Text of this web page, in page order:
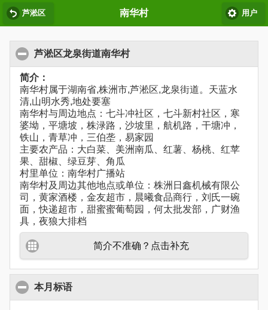
芦淞区 南华村 用户
芦淞区龙泉街道南华村
简介：
南华村属于湖南省,株洲市,芦淞区,龙泉街道。天蓝水
清,山明水秀,地处要塞
南华村与周边地点：七斗冲社区，七斗新村社区，寒
婆坳，平塘坡，株渌路，沙坡里，航机路，干塘冲，
铁山，青草冲，三伯垄，易家园
主要农产品：大白菜、美洲南瓜、红薯、杨桃、红苹
果、甜椒、绿豆芽、角瓜
村里单位：南华村广播站
南华村及周边其他地点或单位：株洲日鑫机械有限公
司，黄家酒楼，金友超市，晨曦食品商行，刘氏一碗
面，快递超市，甜蜜蜜葡萄园，何太批发部，广财渔
具，夜狼大排档
简介不准确？点击补充
本月标语